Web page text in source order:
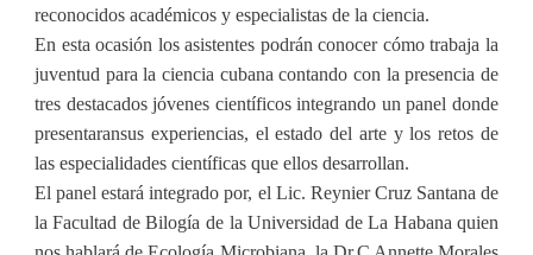
reconocidos académicos y especialistas de la ciencia.
En esta ocasión los asistentes podrán conocer cómo trabaja la
juventud para la ciencia cubana contando con la presencia de
tres destacados jóvenes científicos integrando un panel donde
presentaransus experiencias, el estado del arte y los retos de
las especialidades científicas que ellos desarrollan.
El panel estará integrado por, el Lic. Reynier Cruz Santana de
la Facultad de Bilogía de la Universidad de La Habana quien